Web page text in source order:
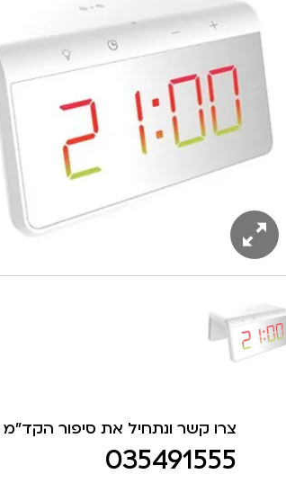
צרו קשר ונתחיל את סיפור
035491555